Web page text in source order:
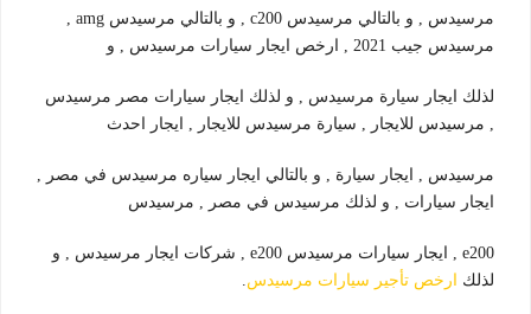
مرسيدس , و بالتالي مرسيدس c200 , و بالتالي مرسيدس amg ,
مرسيدس جيب 2021 , ارخص ايجار سيارات مرسيدس , و
لذلك ايجار سيارة مرسيدس , و لذلك ايجار سيارات مصر مرسيدس
, مرسيدس للايجار , سيارة مرسيدس للايجار , ايجار احدث
مرسيدس , ايجار سيارة , و بالتالي ايجار سياره مرسيدس في مصر ,
ايجار سيارات , و لذلك مرسيدس في مصر , مرسيدس
e200 , ايجار سيارات مرسيدس e200 , شركات ايجار مرسيدس , و
لذلك
ارخص تأجير سيارات مرسيدس.